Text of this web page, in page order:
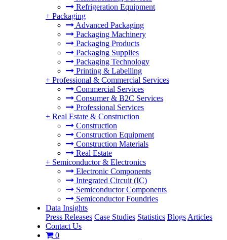
Refrigeration Equipment
+ Packaging
Advanced Packaging
Packaging Machinery
Packaging Products
Packaging Supplies
Packaging Technology
Printing & Labelling
+ Professional & Commercial Services
Commercial Services
Consumer & B2C Services
Professional Services
+ Real Estate & Construction
Construction
Construction Equipment
Construction Materials
Real Estate
+ Semiconductor & Electronics
Electronic Components
Integrated Circuit (IC)
Semiconductor Components
Semiconductor Foundries
Data Insights
Press Releases Case Studies Statistics Blogs Articles
Contact Us
0